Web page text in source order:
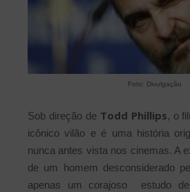
Foto: Divulgação
Sob direção de Todd Phillips, o
icônico vilão e é uma história
nunca antes vista nos cinemas. A
de um homem desconsiderado
apenas um corajoso estudo de